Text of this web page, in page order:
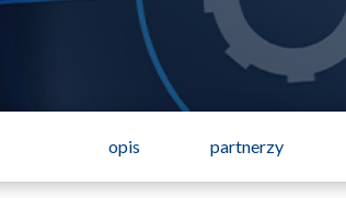
opis partnerzy